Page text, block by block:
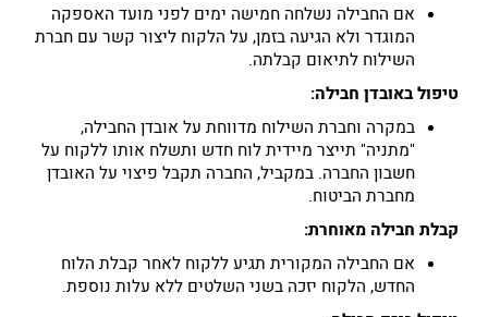
אם החבילה נשלחה חמישה ימים לפני מועד האספקה
המוגדר ולא הגיעה בזמן, על הלקוח ליצור קשר עם חברת
השילוח לתיאום קבלתה.
טיפול באובדן חבילה:
במקרה וחברת השילוח מדווחת על אובדן החבילה,
"מתניה" תייצר מיידית לוח חדש ותשלח אותו ללקוח על
חשבון החברה. במקביל, החברה תקבל פיצוי על האובדן
מחברת הביטוח.
קבלת חבילה מאוחרת:
אם החבילה המקורית תגיע ללקוח לאחר קבלת הלוח
החדש, הלקוח יזכה בשני השלטים ללא עלות נוספת.